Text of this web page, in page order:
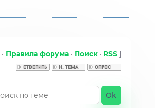
· Правила форума · Поиск · RSS ]